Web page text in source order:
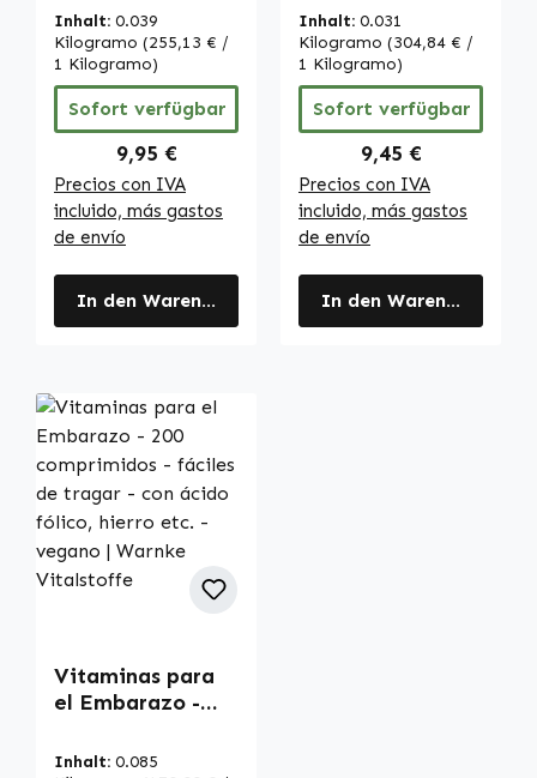
extracto de raíz
de maca amarilla
- alta dosis y
vegano | Warnke
Vitalstoffe
Inhalt: 0.039
Kilogramo (255,13 € /
1 Kilogramo)
Sofort verfügbar
Regulärer Preis:
9,95 €
Precios con IVA
incluido, más gastos
de envío
In den Warenkorb
Fácil de tragar -
con Zinc - para el
sistema
inmunitario, la
piel, los huesos y
mucho más |
Warnke
Vitalstoffe
Inhalt: 0.031
Kilogramo (304,84 € /
1 Kilogramo)
Sofort verfügbar
Regulärer Preis:
9,45 €
Precios con IVA
incluido, más gastos
de envío
In den Warenkorb
Vitaminas para
el Embarazo -
- fáciles de
Inhalt: 0.085